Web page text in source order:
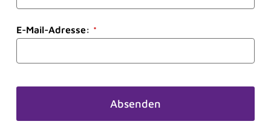
E-Mail-Adresse: *
Absenden